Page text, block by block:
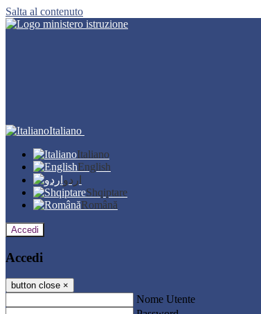
Salta al contenuto
Italiano
Italiano
English
اردو
Shqiptare
Română
Accedi
Accedi
button close ×
Nome Utente